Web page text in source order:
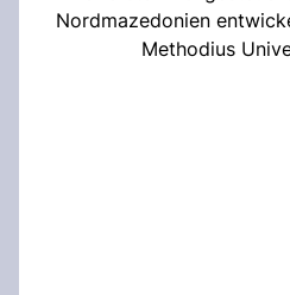
Nordmazedonien
Methodius